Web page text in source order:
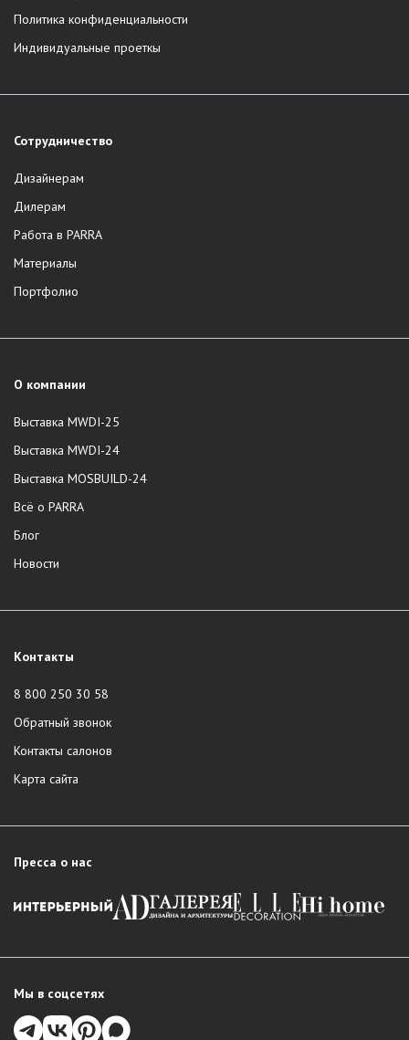
Политика конфиденциальности
Индивидуальные проеткы
Сотрудничество
Дизайнерам
Дилерам
Работа в PARRA
Материалы
Портфолио
О компании
Выставка MWDI-25
Выставка MWDI-24
Выставка MOSBUILD-24
Всё о PARRA
Блог
Новости
Контакты
8 800 250 30 58
Обратный звонок
Контакты салонов
Карта сайта
Пресса о нас
Мы в соцсетях